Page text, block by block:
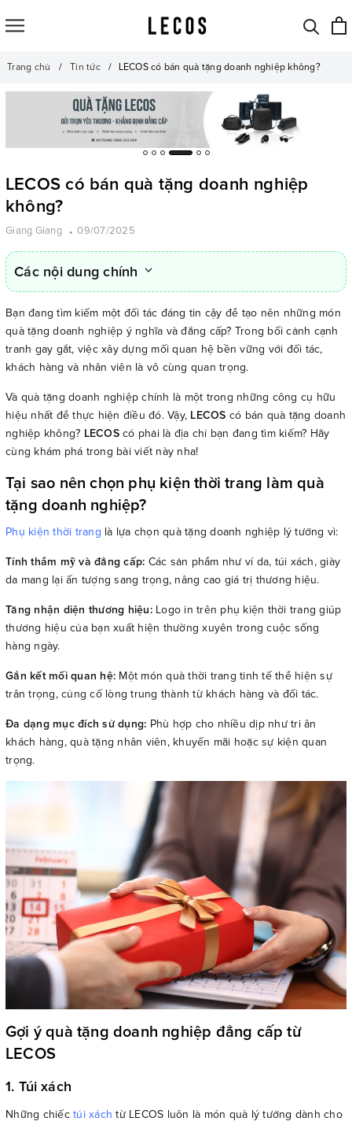
Trang chủ Tin tức LECOS có bán quà tặng doanh nghiệp không?
LECOS có bán quà tặng doanh nghiệp
không?
Giang Giang 09/07/2025
Các nội dung chính
Bạn đang tìm kiếm một đối tác đáng tin cậy để tạo nên những món
quà tặng doanh nghiệp ý nghĩa và đẳng cấp? Trong bối cảnh cạnh
tranh gay gắt, việc xây dựng mối quan hệ bền vững với đối tác,
khách hàng và nhân viên là vô cùng quan trọng.
Và quà tặng doanh nghiệp chính là một trong những công cụ hữu
hiệu nhất để thực hiện điều đó. Vậy, LECOS có bán quà tặng doanh
nghiệp không? LECOS có phải là địa chỉ bạn đang tìm kiếm? Hãy
cùng khám phá trong bài viết này nha!
Tại sao nên chọn phụ kiện thời trang làm quà
tặng doanh nghiệp?
Phụ kiện thời trang là lựa chọn quà tặng doanh nghiệp lý tưởng vì:
Tính thẩm mỹ và đẳng cấp: Các sản phẩm như ví da, túi xách, giày
da mang lại ấn tượng sang trọng, nâng cao giá trị thương hiệu.
Tăng nhận diện thương hiệu:Logo in trên phụ kiện thời trang giúp
thương hiệu của bạn xuất hiện thường xuyên trong cuộc sống
hàng ngày.
Gắn kết mối quan hệ: Một món quà thời trang tinh tế thể hiện sự
trân trọng, củng cố lòng trung thành từ khách hàng và đối tác.
Đa dạng mục đích sử dụng: Phù hợp cho nhiều dịp như tri ân
khách hàng, quà tặng nhân viên, khuyến mãi hoặc sự kiện quan
trọng.
Gợi ý quà tặng doanh nghiệp đẳng cấp từ
LECOS
1. Túi xách
Những chiếc túi xách từ LECOS luôn là món quà lý tưởng dành cho